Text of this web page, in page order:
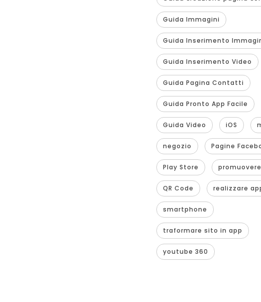
Guida Immagini
Guida Inserimento
Guida Inserimento Video
Guida Pagina Contatti
Guida Pronto App Facile
Guida Video iOS
negozio Pagine
Play Store
QR Code realizzare
smartphone
traformare sito in app
youtube 360